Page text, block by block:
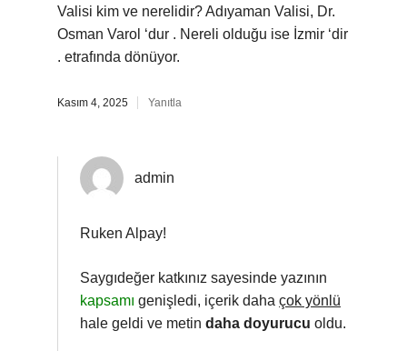
Valisi kim ve nerelidir? Adıyaman Valisi, Dr.
Osman Varol ‘dur . Nereli olduğu ise İzmir ‘dir
. etrafında dönüyor.
Kasım 4, 2025 Yanıtla
admin
Ruken Alpay!
Saygıdeğer katkınız sayesinde yazının
kapsamı genişledi, içerik daha çok yönlü
hale geldi ve metin daha doyurucu oldu.